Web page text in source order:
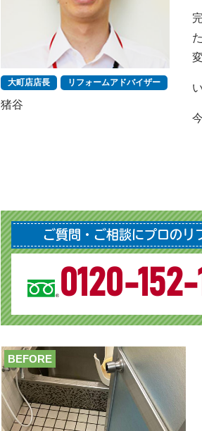
大町店店長 リフォームアドバイザー
猪谷
ご質問・ご相談にプロのリ
0120-152-
BEFORE